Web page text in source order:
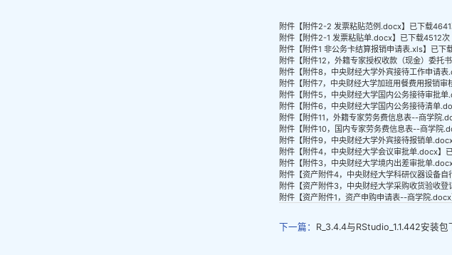
附件【附件2-2 发票粘贴范例.docx】已下载4641
附件【附件2-1 发票粘贴单.docx】已下载4512次
附件【附件1 非公务卡结算报销申请表.xls】已下
附件【附件12，外籍专家授权收款（现金）委托
附件【附件8，中央财经大学外宾接待工作申请表
附件【附件7，中央财经大学加班用餐费用报销审
附件【附件5，中央财经大学国内公务接待审批单
附件【附件6，中央财经大学国内公务接待清单
附件【附件11，外籍专家劳务费信息表--商学院
附件【附件10，国内专家劳务费信息表--商学院
附件【附件9，中央财经大学外宾接待报销单
附件【附件4，中央财经大学会议审批单.docx】
附件【附件3，中央财经大学境内出差审批单
附件【资产附件4，中央财经大学科研仪器设备
附件【资产附件3，中央财经大学采购收货验收登
附件【资产附件1，资产申购申请表--商学院.docx
下一篇： R_3.4.4与RStudio_1.1.442安装包